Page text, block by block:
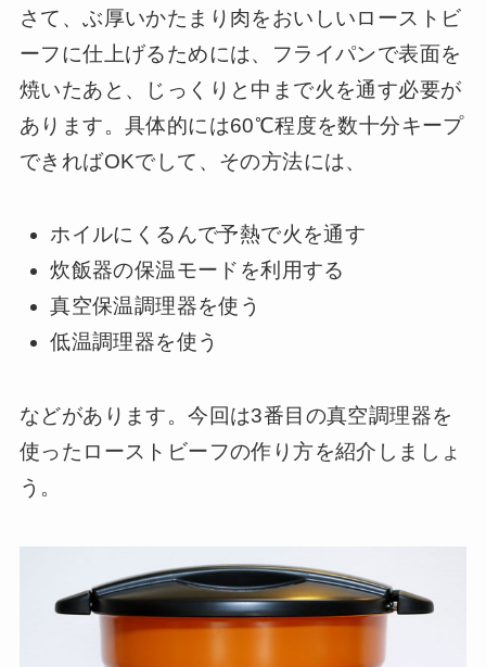
さて、ぶ厚いかたまり肉をおいしいローストビ
ーフに仕上げるためには、フライパンで表面を
焼いたあと、じっくりと中まで火を通す必要が
あります。具体的には60℃程度を数十分キープ
できればOKでして、その方法には、
ホイルにくるんで予熱で火を通す
炊飯器の保温モードを利用する
真空保温調理器を使う
低温調理器を使う
などがあります。今回は3番目の真空調理器を
使ったローストビーフの作り方を紹介しましょ
う。